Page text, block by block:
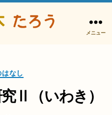
木
ろ
メニュー
カ
テ
ゴ
リ
はなし
Ⅱ（いわき）